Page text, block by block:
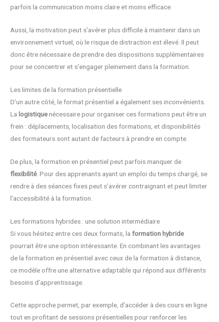
parfois la communication moins claire et moins efficace.
Aussi, la motivation peut s’avérer plus difficile à maintenir dans un
environnement virtuel, où le risque de distraction est élevé. Il peut
donc être nécessaire de prendre des dispositions supplémentaires
pour se concentrer et s’engager pleinement dans la formation.
Les limites de la formation présentielle
D’un autre côté, le format présentiel a également ses inconvénients.
La logistiquenécessaire pour organiser ces formations peut être un
frein : déplacements, localisation des formations, et disponibilités
des formateurs sont autant de facteurs à prendre en compte.
De plus, la formation en présentiel peut parfois manquer de
flexibilité. Pour des apprenants ayant un emploi du temps chargé, se
rendre à des séances fixes peut s’avérer contraignant et peut limiter
l’accessibilité à la formation.
Les formations hybrides : une solution intermédiaire
Si vous hésitez entre ces deux formats, laformation hybride
pourrait être une option intéressante. En combinant les avantages
de la formation en présentiel avec ceux de la formation à distance,
ce modèle offre une alternative adaptable qui répond aux différents
besoins d’apprentissage.
Cette approche permet, par exemple, d’accéder à des cours en ligne
tout en profitant de sessions présentielles pour renforcer les